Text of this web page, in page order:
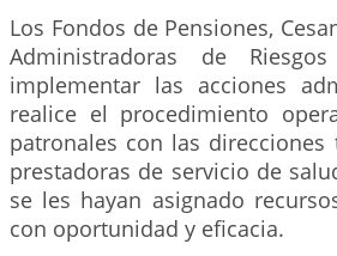
Los Fondos de Pensiones,
Administradoras de
implementar las acciones
realice el procedimiento
patronales con las
prestadoras de servicio de
se les hayan asignado
con oportunidad y eficacia.